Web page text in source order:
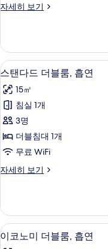
금
사
진
모
두
보
기
자세히 보기
스
싱
글
룸,
연
자
세
히
보
기
스
탠
다
드
더
블
흡
사
진
모
15
스탠다드 더블룸, 흡연
15㎡
침실 1개
3명
더블침대 1개
무료 WiFi
자세히 보기
스
더
블
룸,
흡
이
코
15
이코노미 더블룸, 흡연